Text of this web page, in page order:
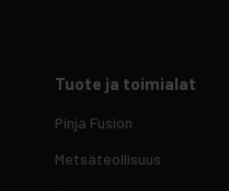
Tuote ja toimialat
Pinja Fusion
Metsäteollisuus